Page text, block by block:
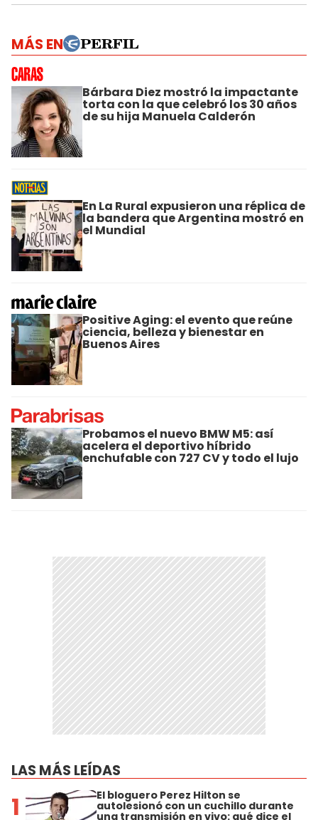
MÁS EN
Bárbara Diez mostró la impactante
torta con la que celebró los 30 años
de su hija Manuela Calderón
En La Rural expusieron una réplica de
la bandera que Argentina mostró en
el Mundial
Positive Aging: el evento que reúne
ciencia, belleza y bienestar en
Buenos Aires
Probamos el nuevo BMW M5: así
acelera el deportivo híbrido
enchufable con 727 CV y todo el lujo
LAS MÁS LEÍDAS
1 El bloguero Perez Hilton se
autolesionó con un cuchillo durante
una transmisión en vivo: qué dice el